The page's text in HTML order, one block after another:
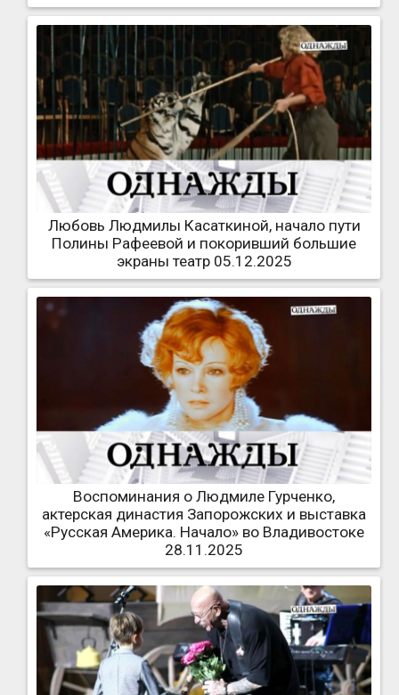
Любовь Людмилы Касаткиной, начало пути
Полины Рафеевой и покоривший большие
экраны театр 05.12.2025
Воспоминания о Людмиле Гурченко,
актерская династия Запорожских и выставка
«Русская Америка. Начало» во Владивостоке
28.11.2025